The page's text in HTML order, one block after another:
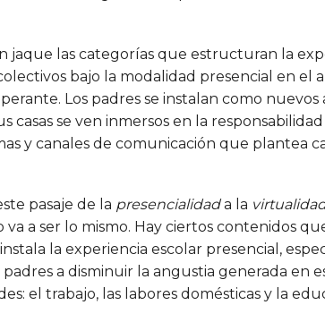
jaque las categorías que estructuran la
bajo la modalidad presencial en el
Los padres se instalan como
casas se ven inmersos en la
y canales de comunicación que plantea
pasaje de la presencialidada la
a ser lo mismo. Hay ciertos contenidos
la experiencia escolar presencial,
a disminuir la angustia generada en
el trabajo, las labores domésticas y la